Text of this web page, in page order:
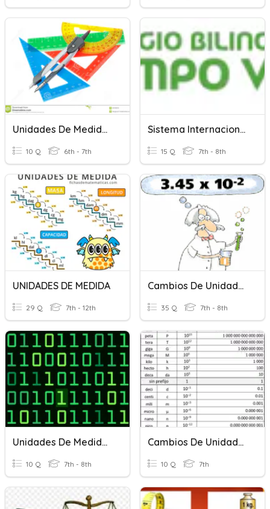
Unidades De Medida. Múltiplos Y Submultiplos
10 Q 6th - 7th
Sistema Internacional De Medidas
15 Q 7th - 8th
UNIDADES DE MEDIDA
29 Q 7th - 12th
Cambios De Unidades (S.I)
35 Q 7th - 8th
Unidades De Medidad De La Información
10 Q 7th - 8th
Cambios De Unidades Física Y Química 2º ESO
10 Q 7th